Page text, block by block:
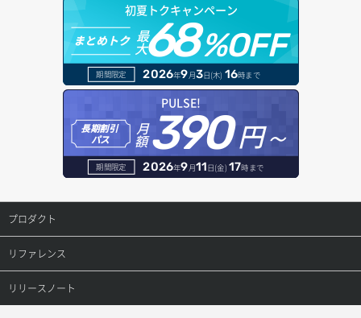
オブジェクト削除
オブジェクト削除予約
オブジェクト複製
オブジェクト詳細取得
コンテナ削除
入金履歴取得
告知一覧取得
告知詳細取得
告知閲覧ステータス変更
請求データ一覧取得
ドメイン情報更新
ドメイン情報登録
ドメイン詳細取得
レコード一覧取得
レコード更新
レコード詳細取得
レコード追加
DBサーバー容量取得
DBサーバー容量変更
DBサーバー更新
DBサーバー詳細取得
DBサーバー追加
DBユーザー一覧取得
DBユーザー削除
DBユーザー更新
DBユーザー詳細取得
初夏トクキャンペーン
まとめトク 最
大68%OFF
期間限定 2026年9月3日(木) 16時まで
PULSE!
長期割引
パス
月
額390円～
期間限定 2026年9月11日(金) 17時まで
プロダクト
プロダクトトップ
ConoHa VPS(Ver.3.0)
リファレンス
リファレンストップ
リリースノート